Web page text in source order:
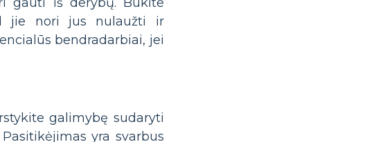
jie nori jus nulaužti ir
bendradarbiai, jei
galimybę sudaryti
yra svarbus